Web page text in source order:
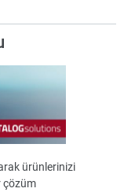
ürünlerinizi
çözüm